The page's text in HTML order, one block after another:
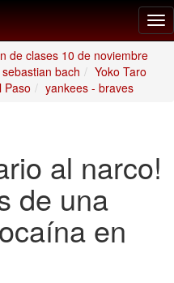
de clases 10 de noviembre
sebastian bach
Yoko Taro
Paso yankees - braves
al narco!
de una
en